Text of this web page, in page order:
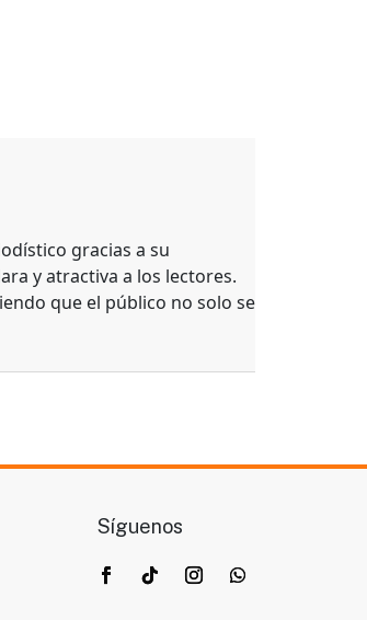
gracias a su
y atractiva a los lectores.
que el público no solo se
Síguenos